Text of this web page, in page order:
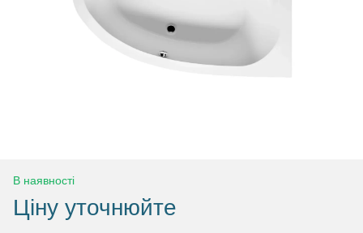
В наявності
Ціну уточнюйте